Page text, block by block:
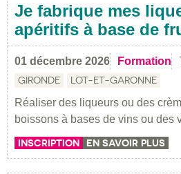
Je fabrique mes
apéritifs à base de
01 décembre 2026 Formation
GIRONDE LOT-ET-GARONNE
Réaliser des liqueurs ou des
boissons à bases de vins ou des
INSCRIPTION EN SAVOIR PLUS